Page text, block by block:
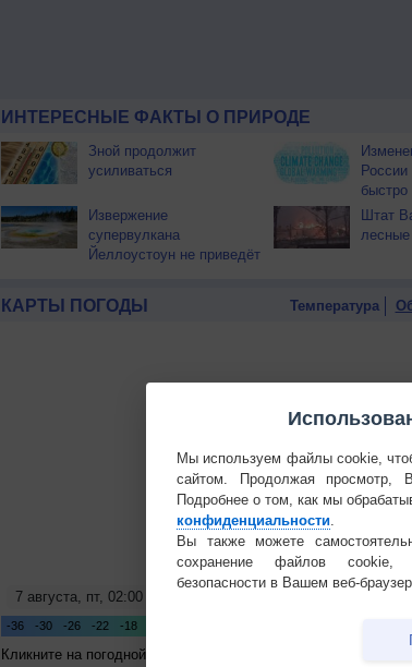
ИНТЕРЕСНЫЕ ФАКТЫ О ПРИРОДЕ
Зной продолжит
усиливаться
России
быстро
Извержение
супервулкана
Йеллоустоун не приведёт
Штат
КАРТЫ ПОГОДЫ Температура
Кликните на погодной карте для получения подробных данных
Мы используем файлы cookie,
сайтом. Продолжая просмотр,
Подробнее о том, как мы
конфиденциальности.
Вы также можете
сохранение файлов cookie,
безопасности в Вашем веб-